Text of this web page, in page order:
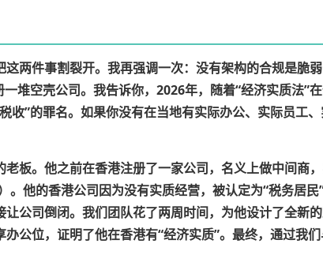
两件事割裂开。我再强调一次： 没有架构的合规是脆
堆空壳公司。我告诉你，2026年，随着“经济实质法”
收”的罪名。如果你没有在当地有实际办公、实际员工
板。他之前在香港注册了一家公司，名义上做中间商
）。他的香港公司因为没有实质经营，被认定为“税务居民
公司倒闭。我们团队花了两周时间，为他设计了全新
公位，证明了他在香港有“经济实质”。最终，通过我